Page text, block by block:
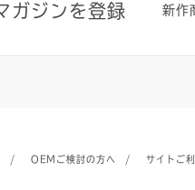
ガジンを登録 新作
OEMご検討の方へ サイトご